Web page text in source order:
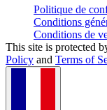
Politique de
Conditions
Conditions de
This site is protected
Policy and Terms of